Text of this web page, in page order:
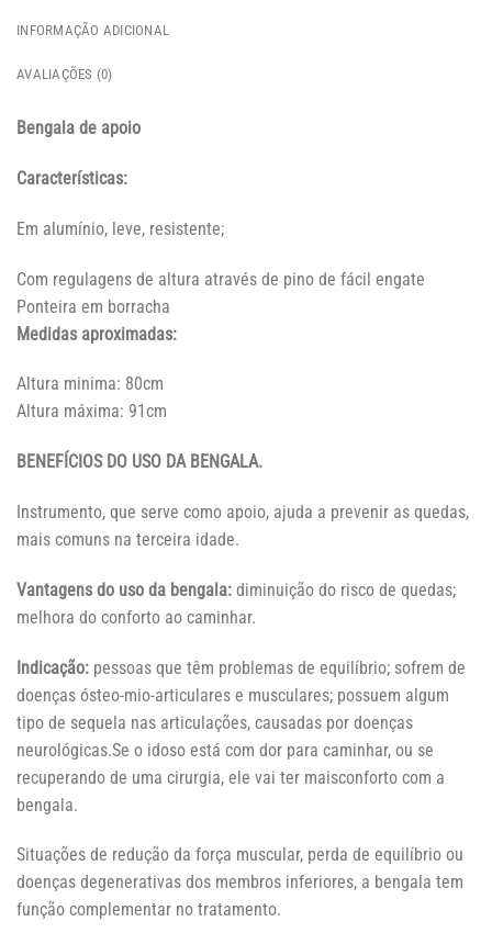
INFORMAÇÃO ADICIONAL
AVALIAÇÕES (0)
Bengala de apoio
Características:
Em alumínio, leve, resistente;
Com regulagens de altura através de pino de fácil engate
Ponteira em borracha
Medidas aproximadas:
Altura minima: 80cm
Altura máxima: 91cm
BENEFÍCIOS DO USO DA BENGALA.
Instrumento, que serve como apoio, ajuda a prevenir as quedas,
mais comuns na terceira idade.
Vantagens do uso da bengala: diminuição do risco de quedas;
melhora do conforto ao caminhar.
Indicação: pessoas que têm problemas de equilíbrio; sofrem de
doenças ósteo-mio-articulares e musculares; possuem algum
tipo de sequela nas articulações, causadas por doenças
neurológicas.Se o idoso está com dor para caminhar, ou se
recuperando de uma cirurgia, ele vai ter maisconforto com a
bengala.
Situações de redução da força muscular, perda de equilíbrio ou
doenças degenerativas dos membros inferiores, a bengala tem
função complementar no tratamento.